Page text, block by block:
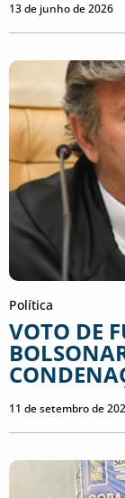
13 de junho de 2026
Política
VOTO DE
11 de setembro de